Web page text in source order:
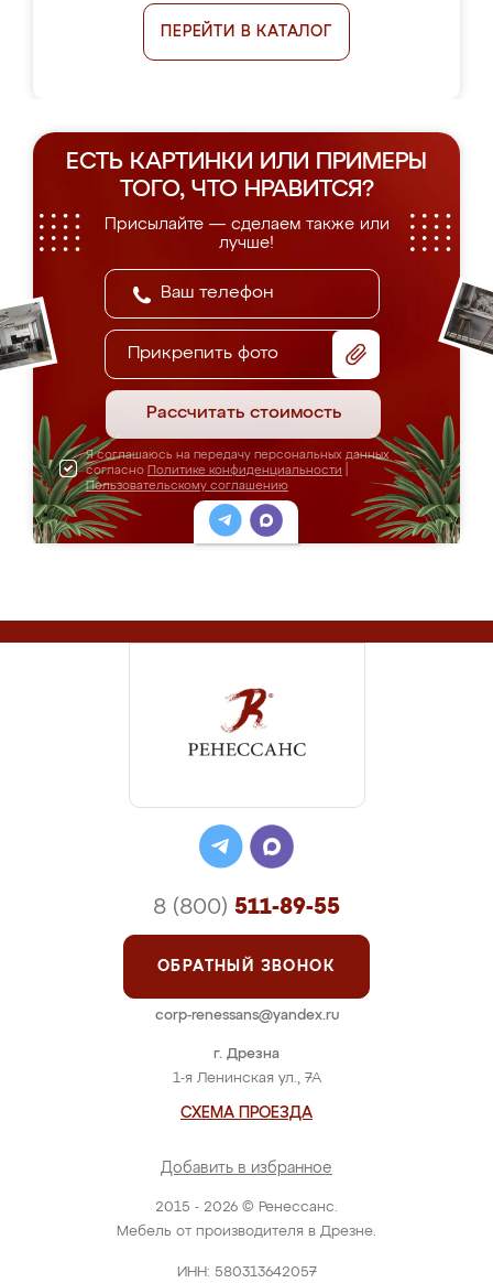
ПЕРЕЙТИ В КАТАЛОГ
ЕСТЬ КАРТИНКИ ИЛИ ПРИМЕРЫ
ТОГО, ЧТО НРАВИТСЯ?
Присылайте — сделаем также или
лучше!
Прикрепить фото
Рассчитать стоимость
Я соглашаюсь на передачу персональных данных
согласно Политике конфиденциальности
Пользовательскому соглашению
2015 - 2026 © Ренессанс.
Мебель от производителя в Дрезне.
ИНН: 580313642057
г. Дрезна
1-я Ленинская ул., 7А
СХЕМА ПРОЕЗДА
Добавить в избранное
8 (800) 511-89-55
ОБРАТНЫЙ ЗВОНОК
corp-renessans@yandex.ru